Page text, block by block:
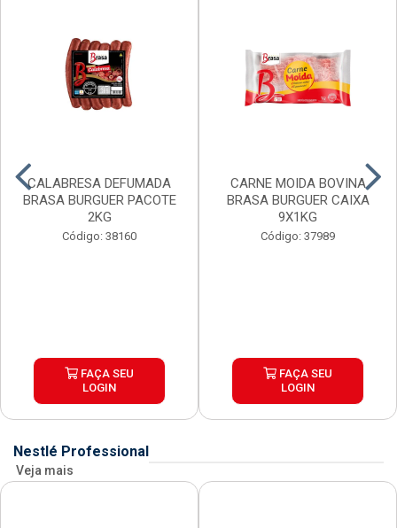
CALABRESA DEFUMADA
BRASA BURGUER PACOTE
2KG
Código: 38160
FAÇA SEU
LOGIN
CARNE MOIDA BOVINA
BRASA BURGUER CAIXA
9X1KG
Código: 37989
FAÇA SEU
LOGIN
Nestlé Professional
Veja mais